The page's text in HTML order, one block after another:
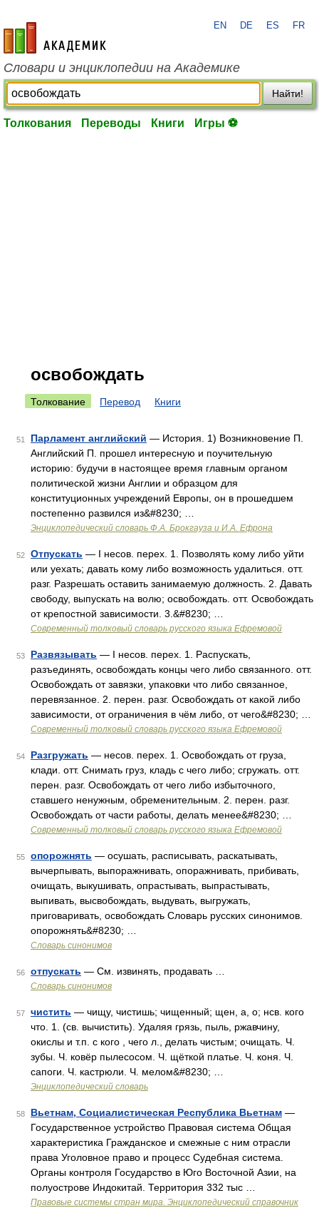
academic.ru
EN DE ES FR
Словари и энциклопедии на Академике
Найти!
Толкования Переводы Книги Игры ⚽
освобождать
Толкование Перевод Книги
51 Парламент английский — История. 1) Возникновение П.
Английский П. прошел интересную и поучительную
историю: будучи в настоящее время главным органом
политической жизни Англии и образцом для
конституционных учреждений Европы, он в прошедшем
постепенно развился из&#8230; …
Энциклопедический словарь Ф.А. Брокгауза и И.А. Ефрона
52 Отпускать — I несов. перех. 1. Позволять кому либо уйти
или уехать; давать кому либо возможность удалиться. отт.
разг. Разрешать оставить занимаемую должность. 2. Давать
свободу, выпускать на волю; освобождать. отт. Освобождать
от крепостной зависимости. 3.&#8230; …
Современный толковый словарь русского языка Ефремовой
53 Развязывать — I несов. перех. 1. Распускать,
разъединять, освобождать концы чего либо связанного. отт.
Освобождать от завязки, упаковки что либо связанное,
перевязанное. 2. перен. разг. Освобождать от какой либо
зависимости, от ограничения в чём либо, от чего&#8230; …
Современный толковый словарь русского языка Ефремовой
54 Разгружать — несов. перех. 1. Освобождать от груза,
клади. отт. Снимать груз, кладь с чего либо; сгружать. отт.
перен. разг. Освобождать от чего либо избыточного,
ставшего ненужным, обременительным. 2. перен. разг.
Освобождать от части работы, делать менее&#8230; …
Современный толковый словарь русского языка Ефремовой
55 опорожнять — осушать, расписывать, раскатывать,
вычерпывать, выпоражнивать, опоражнивать, прибивать,
очищать, выкушивать, опрастывать, выпрастывать,
выпивать, высвобождать, выдувать, выгружать,
приговаривать, освобождать Словарь русских синонимов.
опорожнять&#8230; …
Словарь синонимов
56 отпускать — См. извинять, продавать …
Словарь синонимов
57 чистить — чищу, чистишь; чищенный; щен, а, о; нсв. кого
что. 1. (св. вычистить). Удаляя грязь, пыль, ржавчину,
окислы и т.п. с кого , чего л., делать чистым; очищать. Ч.
зубы. Ч. ковёр пылесосом. Ч. щёткой платье. Ч. коня. Ч.
сапоги. Ч. кастрюли. Ч. мелом&#8230; …
Энциклопедический словарь
58 Вьетнам, Социалистическая Республика Вьетнам —
Государственное устройство Правовая система Общая
характеристика Гражданское и смежные с ним отрасли
права Уголовное право и процесс Судебная система.
Органы контроля Государство в Юго Восточной Азии, на
полуострове Индокитай. Территория 332 тыс …
Правовые системы стран мира. Энциклопедический справочник